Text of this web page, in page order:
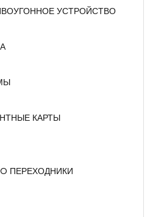
УСТРОЙСТВО
КАРТЫ
ПЕРЕХОДНИКИ